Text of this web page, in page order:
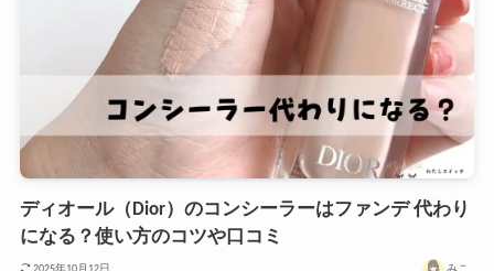
ディオール（Dior）のコンシーラーはファンデ 代わり
になる？使い方のコツや口コミ